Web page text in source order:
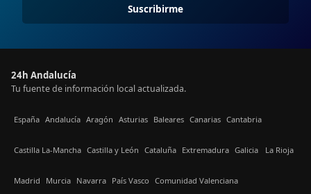
Suscribirme
24h Andalucía
Tu fuente de información local actualizada.
España Andalucía Aragón Asturias Baleares Canarias Cantabria
Castilla La-Mancha Castilla y León Cataluña Extremadura Galicia La Rioja
Madrid Murcia Navarra País Vasco Comunidad Valenciana